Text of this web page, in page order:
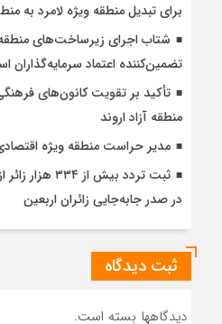
برای تبدیل منطقه ویژه لامرد به
شتاب اجرای زیرساخت‌های منطقه
تضمین‌کننده اعتماد سرمایه‌گذاران
تأکید بر تقویت کانون‌های
منطقه آزاد اروند
مدیر حراست منطقه ویژه
ثبت تردد بیش
در صدر جابه‌جایی زائران اربعین
ثبت دیدگاه
دیدگاهها بسته است.